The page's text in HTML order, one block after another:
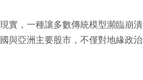
實，一種讓多數傳統模型瀕臨崩潰
與亞洲主要股市，不僅對地緣政治